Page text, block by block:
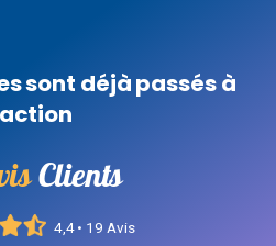
sont déjà passés à
Clients
4,4 • 19 Avis